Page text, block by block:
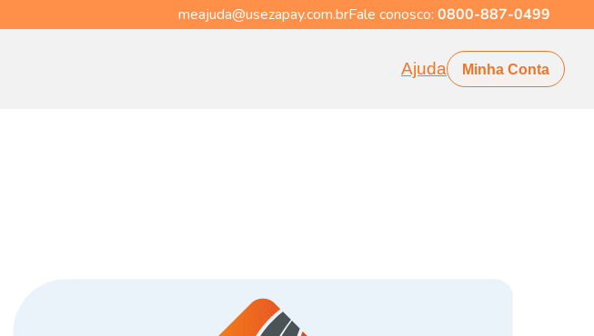
meajuda@usezapay.com.brFale conosco: 0800-887-0499
Ajuda Minha Conta